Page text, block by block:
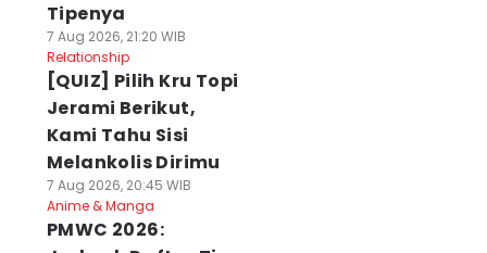
Tipenya
7 Aug 2026, 21:20 WIB
Relationship
[QUIZ] Pilih Kru Topi
Jerami Berikut,
Kami Tahu Sisi
Melankolis Dirimu
7 Aug 2026, 20:45 WIB
Anime & Manga
PMWC 2026: